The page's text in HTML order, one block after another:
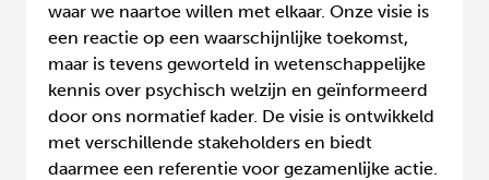
waar we naartoe willen met elkaar. Onze visie is
een reactie op een waarschijnlijke toekomst,
maar is tevens geworteld in wetenschappelijke
kennis over psychisch welzijn en geïnformeerd
door ons normatief kader. De visie is ontwikkeld
met verschillende stakeholders en biedt
daarmee een referentie voor gezamenlijke actie.